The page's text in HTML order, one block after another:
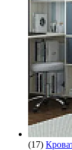
(17)